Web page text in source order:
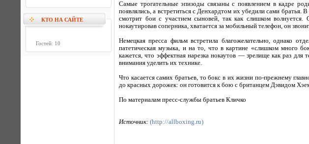
КТО НА САЙТЕ
Гостей: 10
Самые трогательные эпизоды связаны с появлением в кадре
появлялись, а встретиться с Денхардтом их убедили сами братья.
смотрит бои с участием сыновей, так как слишком волнуется.
нокаутировав соперника, хватается за мобильный телефон, он
Немецкая пресса фильм встретила благожелательно, однако
патетическая музыка, и на то, что в картине «слишком много
кажется, что эффектная нарезка нокаутов — зрелище как раз
внимания уделить их технике.
Что касается самих братьев, то бокс в их жизни по-прежнему
до красных дорожек: он готовится к бою с британцем Дэвидом
По материалам пресс-службы братьев Кличко
Источник: (http://allboxing.ru)